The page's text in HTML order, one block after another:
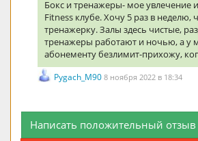
Бокс и тренажеры- мое увлечение и
Fitness клубе. Хочу 5 раз в неделю,
тренажерку. Залы здесь чистые,
тренажеры работают и ночью, а у
абонементу безлимит-прихожу,
Pygach_M90 8 ноября 2022 в 18:34
Написать положительный отзыв